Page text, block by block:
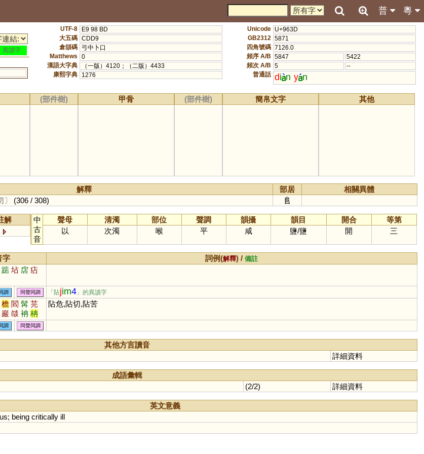
粵
普
異讀字
UTF-8
E9 98 BD
大五碼 CDD9
倉頡碼
弓中卜口
Matthews
0
漢語大字典
（一版）4120；（二版）4433
康熙字典
1276
Unicode U+963D
GB2312 5871
四角號碼 7126.0
頻序 A/B 5847
5422
頻次 A/B 5
--
普通話 di n y n
(部件樹) 甲骨 (部件樹) 簡帛文字 其他
解釋 部居
相關異體
(306 / 308) 𨸏
解
中
古
音
聲母 清濁 部位 聲調 韻攝 韻目 開合
等第
以
次濁 喉 平 咸 鹽/鹽 開 三
字 詞例(解釋) /備註
踮 坫 扂 痁
調 同聲同調 「阽jim4 」的異讀字
檐 閻 髯 芫
巖 燄 袡 柟
阽危,阽切,阽苦
調 同聲同調
其他方言讀音
詳細資料
成語彙輯
(2/2) 詳細資料
英文意義
; being critically ill